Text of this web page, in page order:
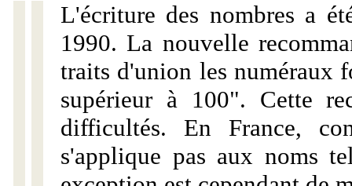
L'écriture des nombres a
1990. La nouvelle
traits d'union les numéraux
supérieur à 100". Cette
difficultés. En France,
s'applique pas aux noms